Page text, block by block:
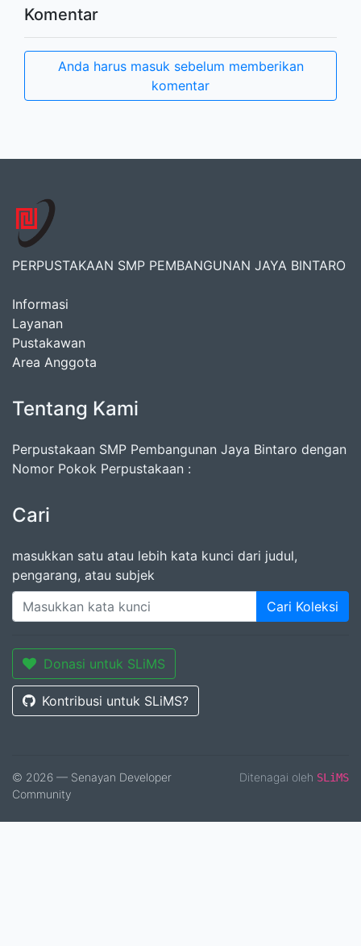
Komentar
Anda harus masuk sebelum memberikan
komentar
PERPUSTAKAAN SMP PEMBANGUNAN JAYA BINTARO
Informasi
Layanan
Pustakawan
Area Anggota
Tentang Kami
Perpustakaan SMP Pembangunan Jaya Bintaro dengan
Nomor Pokok Perpustakaan :
Cari
masukkan satu atau lebih kata kunci dari judul,
pengarang, atau subjek
Cari Koleksi
Donasi untuk SLiMS
Kontribusi untuk SLiMS?
© 2026 — Senayan Developer
Community
Ditenagai oleh SLiMS